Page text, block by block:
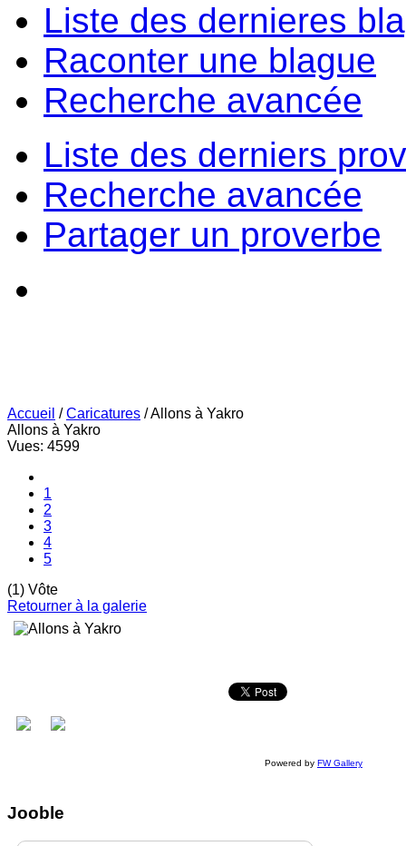
Liste des dernieres
Raconter une blague
Recherche avancée
Liste des derniers
Recherche avancée
Partager un proverbe
Accueil /Caricatures /Allons à Yakro
Allons à Yakro
Vues: 4599
1
2
3
4
5
(1) Vôte
Retourner à la galerie
Powered by FW Gallery
Jooble